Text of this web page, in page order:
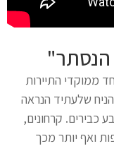
הנסתר"
ממוקדי התיירות
שלעתיד הנראה
כבירים. קרחונים,
ואף יותר מכך